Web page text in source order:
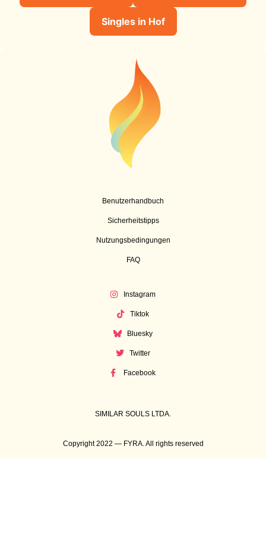
Singles in Hof
Benutzerhandbuch
Sicherheitstipps
Nutzungsbedingungen
FAQ
Instagram
Tiktok
Bluesky
Twitter
Facebook
SIMILAR SOULS LTDA.
Copyright 2022 — FYRA. All rights reserved